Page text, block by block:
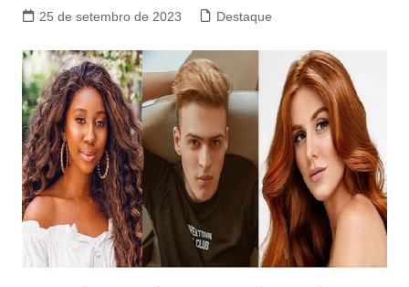
25 de setembro de 2023 Destaque